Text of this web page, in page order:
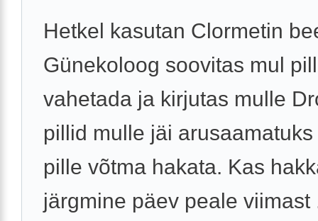
Hetkel kasutan Clormetin
Günekoloog soovitas mul
vahetada ja kirjutas mulle
pillid mulle jäi
pille võtma hakata. Kas
järgmine päev peale viimast